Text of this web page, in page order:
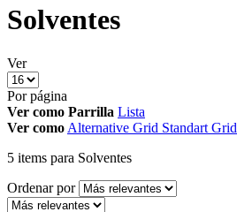
Solventes
Ver
Por página
Ver como Parrilla Lista
Ver como Alternative Grid Standart Grid
5 items para Solventes
Ordenar por